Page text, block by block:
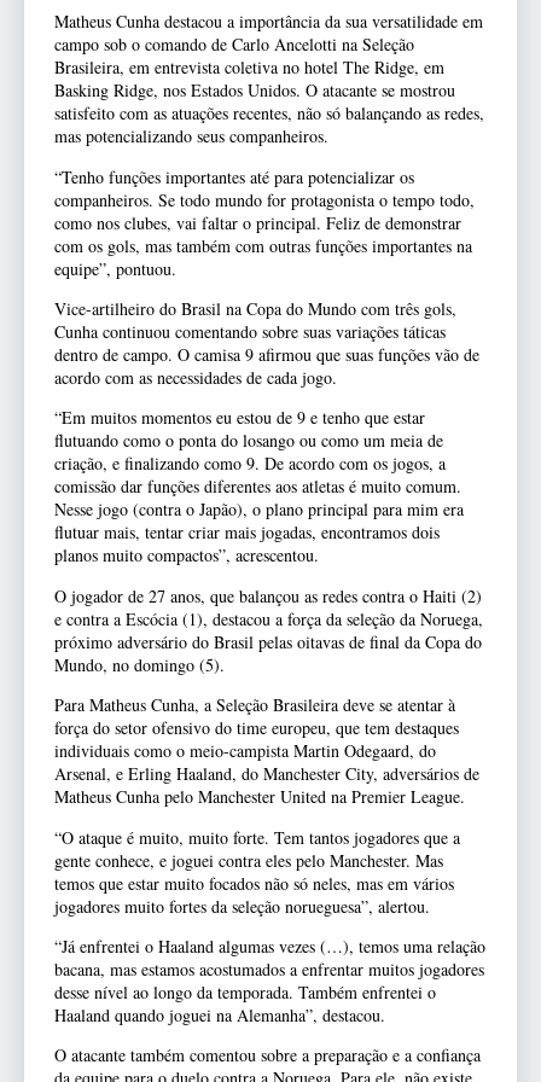
Matheus Cunha destacou a importância da sua versatilidade em
campo sob o comando de Carlo Ancelotti na Seleção
Brasileira, em entrevista coletiva no hotel The Ridge, em
Basking Ridge, nos Estados Unidos. O atacante se mostrou
satisfeito com as atuações recentes, não só balançando as redes,
mas potencializando seus companheiros.
“Tenho funções importantes até para potencializar os
companheiros. Se todo mundo for protagonista o tempo todo,
como nos clubes, vai faltar o principal. Feliz de demonstrar
com os gols, mas também com outras funções importantes na
equipe”, pontuou.
Vice-artilheiro do Brasil na Copa do Mundo com três gols,
Cunha continuou comentando sobre suas variações táticas
dentro de campo. O camisa 9 afirmou que suas funções vão de
acordo com as necessidades de cada jogo.
“Em muitos momentos eu estou de 9 e tenho que estar
flutuando como o ponta do losango ou como um meia de
criação, e finalizando como 9. De acordo com os jogos, a
comissão dar funções diferentes aos atletas é muito comum.
Nesse jogo (contra o Japão), o plano principal para mim era
flutuar mais, tentar criar mais jogadas, encontramos dois
planos muito compactos”, acrescentou.
O jogador de 27 anos, que balançou as redes contra o Haiti (2)
e contra a Escócia (1), destacou a força da seleção da Noruega,
próximo adversário do Brasil pelas oitavas de final da Copa do
Mundo, no domingo (5).
Para Matheus Cunha, a Seleção Brasileira deve se atentar à
força do setor ofensivo do time europeu, que tem destaques
individuais como o meio-campista Martin Odegaard, do
Arsenal, e Erling Haaland, do Manchester City, adversários de
Matheus Cunha pelo Manchester United na Premier League.
“O ataque é muito, muito forte. Tem tantos jogadores que a
gente conhece, e joguei contra eles pelo Manchester. Mas
temos que estar muito focados não só neles, mas em vários
jogadores muito fortes da seleção norueguesa”, alertou.
“Já enfrentei o Haaland algumas vezes (…), temos uma relação
bacana, mas estamos acostumados a enfrentar muitos jogadores
desse nível ao longo da temporada. Também enfrentei o
Haaland quando joguei na Alemanha”, destacou.
O atacante também comentou sobre a preparação e a confiança